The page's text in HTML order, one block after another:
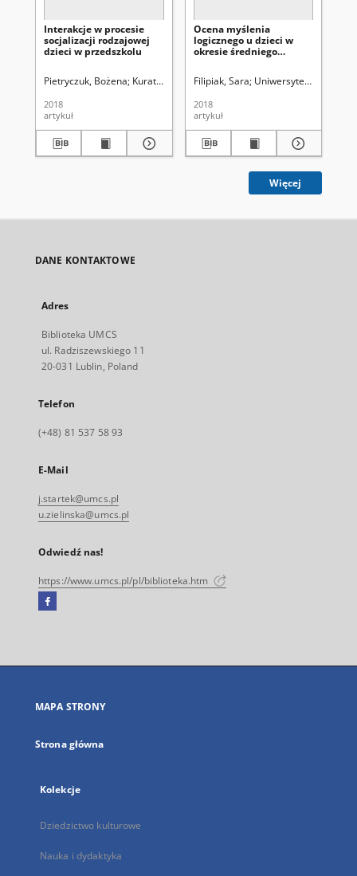
Interakcje w procesie
socjalizacji rodzajowej
dzieci w przedszkolu
Pietryczuk, Bożena Kuratorium Okręgu Szkolnego w Lublinie. Komisja
2018
artykuł
Ocena myślenia
logicznego u dzieci w
okresie średniego
historyjek obrazkowych
Filipiak, Sara Uniwersytet Marii
2018
artykuł
Więcej
DANE KONTAKTOWE
Adres
Biblioteka UMCS
ul. Radziszewskiego 11
20-031 Lublin, Poland
Telefon
(+48) 81 537 58 93
E-Mail
j.startek@umcs.pl
u.zielinska@umcs.pl
Odwiedź nas!
https://www.umcs.pl/pl/biblioteka.htm
Facebook
się
karcie
MAPA STRONY
Strona główna
Kolekcje
Dziedzictwo kulturowe
Nauka i dydaktyka